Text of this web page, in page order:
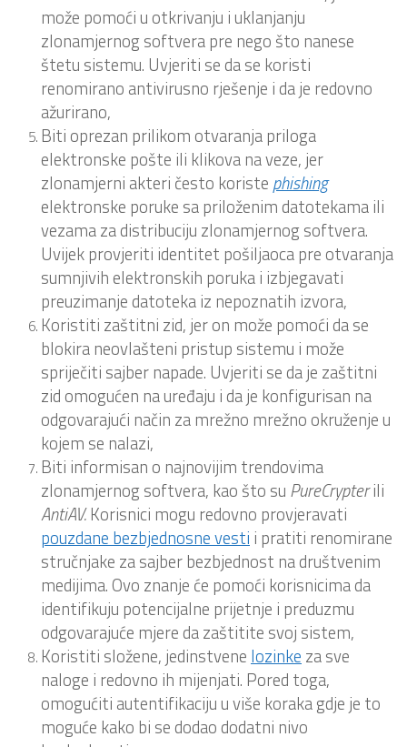
može pomoći u otkrivanju i uklanjanju
zlonamjernog softvera pre nego što nanese
štetu sistemu. Uvjeriti se da se koristi
renomirano antivirusno rješenje i da je redovno
ažurirano,
Biti oprezan prilikom otvaranja priloga
elektronske pošte ili klikova na veze, jer
zlonamjerni akteri često koriste phishing
elektronske poruke sa priloženim datotekama ili
vezama za distribuciju zlonamjernog softvera.
Uvijek provjeriti identitet pošiljaoca pre otvaranja
sumnjivih elektronskih poruka i izbjegavati
preuzimanje datoteka iz nepoznatih izvora,
Koristiti zaštitni zid, jer on može pomoći da se
blokira neovlašteni pristup sistemu i može
spriječiti sajber napade. Uvjeriti se da je zaštitni
zid omogućen na uređaju i da je konfigurisan na
odgovarajući način za mrežno mrežno okruženje u
kojem se nalazi,
Biti informisan o najnovijim trendovima
zlonamjernog softvera, kao što su PureCrypterili
AntiAV.Korisnici mogu redovno provjeravati
pouzdane bezbjednosne vesti i pratiti renomirane
stručnjake za sajber bezbjednost na društvenim
medijima. Ovo znanje će pomoći korisnicima da
identifikuju potencijalne prijetnje i preduzmu
odgovarajuće mjere da zaštitite svoj sistem,
Koristiti složene, jedinstvene lozinke za sve
naloge i redovno ih mijenjati. Pored toga,
omogućiti autentifikaciju u više koraka gdje je to
moguće kako bi se dodao dodatni nivo